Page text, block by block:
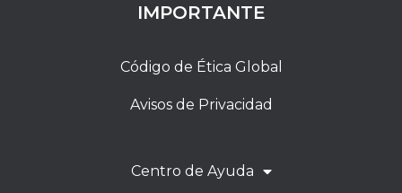
IMPORTANTE
Código de Ética Global
Avisos de Privacidad
Centro de Ayuda